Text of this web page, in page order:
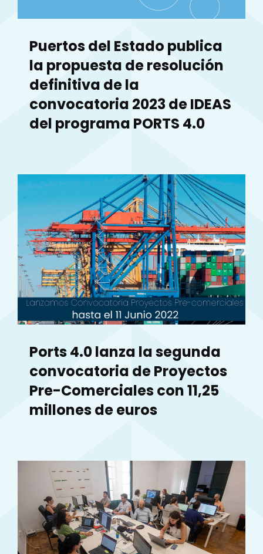
Puertos del Estado publica
la propuesta de resolución
definitiva de la
convocatoria 2023 de IDEAS
del programa PORTS 4.0
Ports 4.0 lanza la segunda
convocatoria de Proyectos
Pre-Comerciales con 11,25
millones de euros